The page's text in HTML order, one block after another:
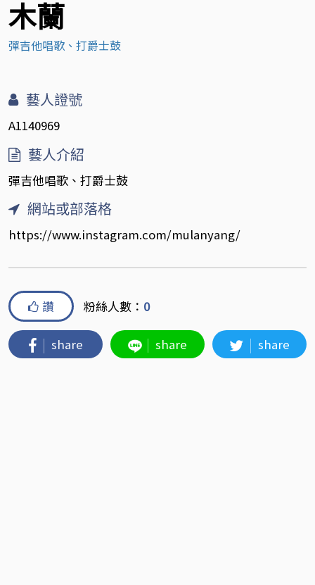
木蘭
彈吉他唱歌、打爵士鼓
藝人證號
A1140969
藝人介紹
彈吉他唱歌、打爵士鼓
網站或部落格
https://www.instagram.com/mulanyang/
讚 粉絲人數： 0
share share share